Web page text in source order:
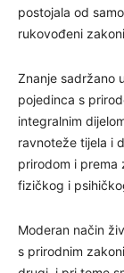
postojala od
rukovođeni
Znanje sadržano
pojedinca s
integralnim
ravnoteže tijela i
prirodom i prema
fizičkog i
Moderan način
s prirodnim